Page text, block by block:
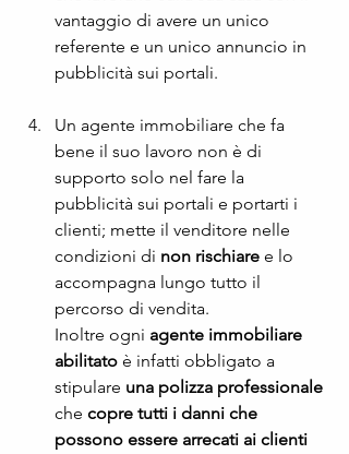
vantaggio di avere un unico
referente e un unico annuncio in
pubblicità sui portali.
Un agente immobiliare che fa
bene il suo lavoro non è di
supporto solo nel fare la
pubblicità sui portali e portarti i
clienti; mette il venditore nelle
condizioni di non rischiare e lo
accompagna lungo tutto il
percorso di vendita.
Inoltre ogni agente immobiliare
abilitato è infatti obbligato a
stipulare una polizza professionale
che copre tutti i danni che
possono essere arrecati ai clienti